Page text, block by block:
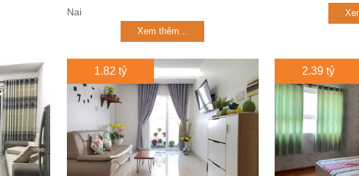
Nai
Xem thêm...
1.82 tỷ 2.39 tỷ